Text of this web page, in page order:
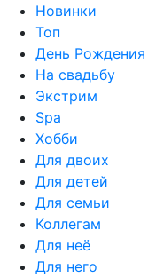
Новинки
Топ
День Рождения
На свадьбу
Экстрим
Spa
Хобби
Для двоих
Для детей
Для семьи
Коллегам
Для неё
Для него